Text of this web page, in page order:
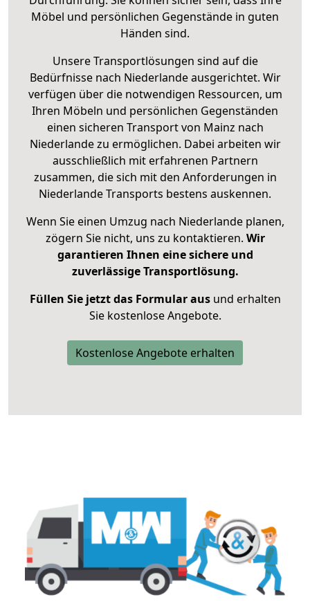
Möbel und persönlichen Gegenstände in guten
Händen sind.
Unsere Transportlösungen sind auf die
Bedürfnisse nach Niederlande ausgerichtet. Wir
verfügen über die notwendigen Ressourcen, um
Ihren Möbeln und persönlichen Gegenständen
einen sicheren Transport von Mainz nach
Niederlande zu ermöglichen. Dabei arbeiten wir
ausschließlich mit erfahrenen Partnern
zusammen, die sich mit den Anforderungen in
Niederlande Transports bestens auskennen.
Wenn Sie einen Umzug nach Niederlande planen,
zögern Sie nicht, uns zu kontaktieren. Wir
garantieren Ihnen eine sichere und
zuverlässige Transportlösung.
Füllen Sie jetzt das Formular ausund erhalten
Sie kostenlose Angebote.
Kostenlose Angebote erhalten